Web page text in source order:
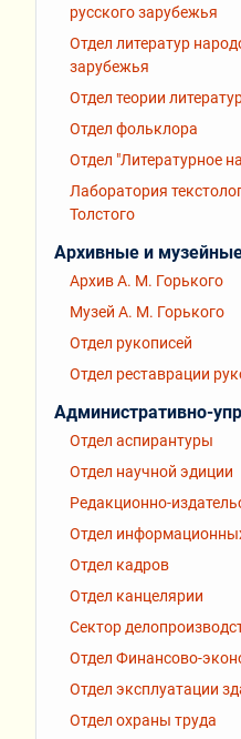
русского зарубежья
Отдел литератур
зарубежья
Отдел теории
Отдел фольклора
Отдел "Литературное
Лаборатория
Толстого
Архивные и
Архив А. М. Горького
Музей А. М. Горького
Отдел рукописей
Отдел реставрации
Административно-
Отдел аспирантуры
Отдел научной эдиции
Редакционно-
Отдел
Отдел кадров
Отдел канцелярии
Сектор
Отдел Финансово-
Отдел эксплуатации
Отдел охраны труда